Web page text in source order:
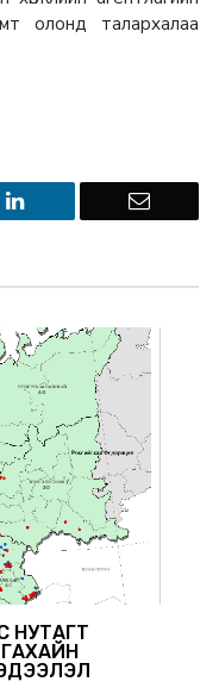
олонд талархалаа
НУТАГТ